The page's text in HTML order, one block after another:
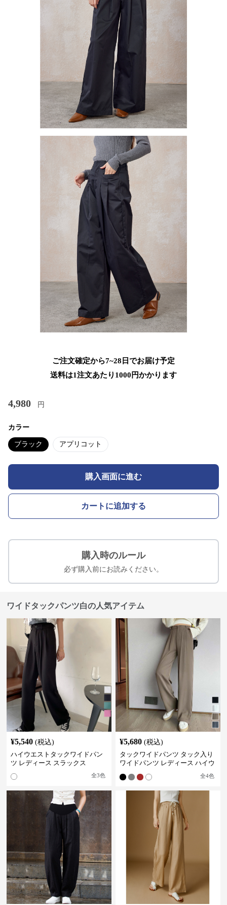
ご注文確定から7~28日でお届け予定
送料は1注文あたり 1000 円かかります
4,980 円
カラー
ブラック アプリコット
購入画面に進む
カートに追加する
購入時のルール
必ず購入前にお読みください。
ワイドタックパンツ白の人気アイテム
¥5,540 (税込)
ハイウエストタックワイドパン
ツ レディース スラックス
全3色
¥5,680 (税込)
タックワイドパンツ タック入り
ワイドパンツ レディース ハイウ
全4色